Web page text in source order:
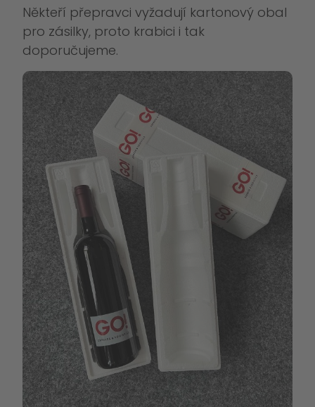
Někteří přepravci vyžadují kartonový obal
pro zásilky, proto krabici i tak
doporučujeme.